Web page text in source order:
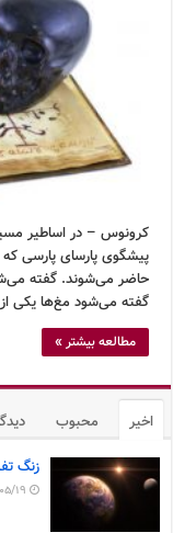
کرونوس – در اساطیر
پیشگوی پارسای پارسی که
حاضر می‌شوند. گفته
گفته می‌شود مغ‌ها یکی از ۶ طایفه‌ی اصلی مادها بودند که در
مطالعه بیشتر »
اخیر محبوب
زنگ
19